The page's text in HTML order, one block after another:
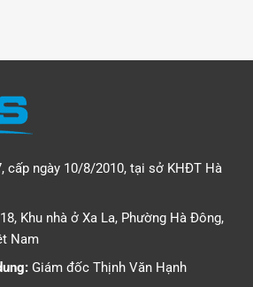
cấp ngày 10/8/2010, tại sở KHĐT Hà
Khu nhà ở Xa La, Phường Hà Đông,
Nam
Giám đốc Thịnh Văn Hạnh